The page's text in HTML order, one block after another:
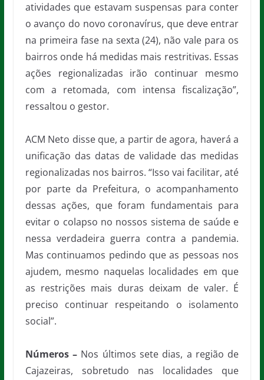
atividades que estavam suspensas para conter
o avanço do novo coronavírus, que deve entrar
na primeira fase na sexta (24), não vale para os
bairros onde há medidas mais restritivas. Essas
ações regionalizadas irão continuar mesmo
com a retomada, com intensa fiscalização”,
ressaltou o gestor.
ACM Neto disse que, a partir de agora, haverá a
unificação das datas de validade das medidas
regionalizadas nos bairros. “Isso vai facilitar, até
por parte da Prefeitura, o acompanhamento
dessas ações, que foram fundamentais para
evitar o colapso no nossos sistema de saúde e
nessa verdadeira guerra contra a pandemia.
Mas continuamos pedindo que as pessoas nos
ajudem, mesmo naquelas localidades em que
as restrições mais duras deixam de valer. É
preciso continuar respeitando o isolamento
social”.
Números – Nos últimos sete dias, a região de
Cajazeiras, sobretudo nas localidades que